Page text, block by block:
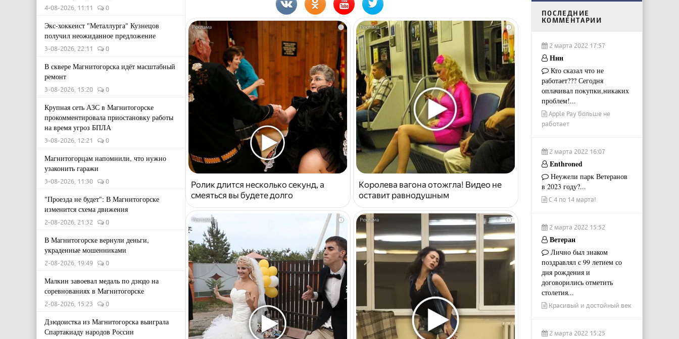
4-08-2026, 11:11 0
Экс-хоккеист "Металлурга" Кузнецов
получил неожиданное предложение
3-08-2026, 22:11 0
В сквере Магнитогорска идёт масштабный
ремонт
3-08-2026, 15:20 0
Крупная сеть АЗС в Магнитогорске
прокомментировала приостановку работы
на время угроз БПЛА
3-08-2026, 12:21 0
Магнитогорцам напомнили, что нужно
узаконить гаражи
3-08-2026, 11:30 0
"Проезда не будет": В Магнитогорске
изменится схема движения
2-08-2026, 21:32 0
В Магнитогорске вернули деньги,
украденные мошенниками
2-08-2026, 19:49 0
Малкин завоевал медаль по дзюдо на
соревнованиях в Магнитогорске
2-08-2026, 15:23 0
Дзюдоистка из Магнитогорска выиграла
Спартакиаду народов России
i
Ролик длится несколько секунд, а
смеяться вы будете долго
i
Королева вагона отожгла! Видео не
оставит равнодушным
i i
ПОСЛЕДНИЕ
КОММЕНТАРИИ
2 марта 2022 17:57
Ннн
Кто сказал что не
работает??? Сегодня
оплачивал покупки,никаких
проблем!...
Apple Pay больше не
работает
2 марта 2022 16:07
Enthroned
Неужели парк Ветеранов
в 2023 году?...
С 4 по 14 марта!
2 марта 2022 15:52
Ветеран
Лично был знаком
поздравлял с 99 летием со
дня рождения и
договорились отметить
столетия...
Красивый и достойный век
2 марта 2022 15:25